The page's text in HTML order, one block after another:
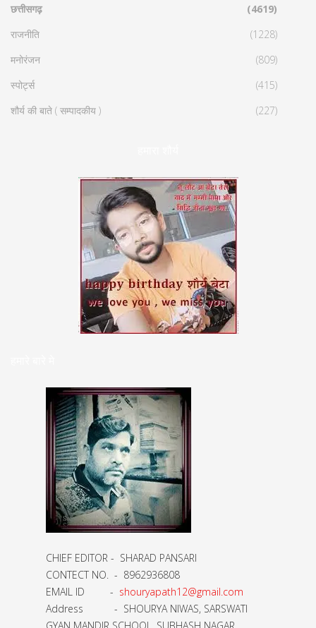
छत्तीसगढ़
(4619)
राजनीति
(1228)
मनोरंजन
(809)
स्पोर्ट्स
(415)
शौर्य की बाते ( सम्पादकीय )
(227)
CHIEF EDITOR - SHARAD PANSARI
CONTECT NO. - 8962936808
EMAIL ID - shouryapath12@gmail.com
Address - SHOURYA NIWAS, SARSWATI